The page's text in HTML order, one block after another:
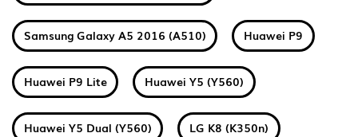
Samsung Galaxy A5 2016 (A510) Huawei P9
Huawei P9 Lite Huawei Y5 (Y560)
Huawei Y5 Dual (Y560) LG K8 (K350n)